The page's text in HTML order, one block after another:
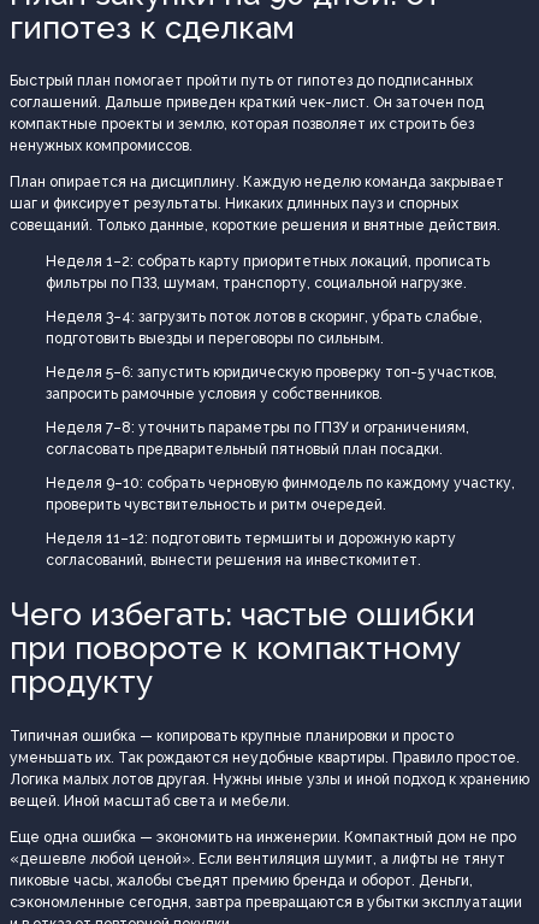
гипотез к сделкам
Быстрый план помогает пройти путь от гипотез до подписанных
соглашений. Дальше приведен краткий чек-лист. Он заточен под
компактные проекты и землю, которая позволяет их строить без
ненужных компромиссов.
План опирается на дисциплину. Каждую неделю команда закрывает
шаг и фиксирует результаты. Никаких длинных пауз и спорных
совещаний. Только данные, короткие решения и внятные действия.
Неделя 1–2: собрать карту приоритетных локаций, прописать
фильтры по ПЗЗ, шумам, транспорту, социальной нагрузке.
Неделя 3–4: загрузить поток лотов в скоринг, убрать слабые,
подготовить выезды и переговоры по сильным.
Неделя 5–6: запустить юридическую проверку топ-5 участков,
запросить рамочные условия у собственников.
Неделя 7–8: уточнить параметры по ГПЗУ и ограничениям,
согласовать предварительный пятновый план посадки.
Неделя 9–10: собрать черновую финмодель по каждому участку,
проверить чувствительность и ритм очередей.
Неделя 11–12: подготовить термшиты и дорожную карту
согласований, вынести решения на инвесткомитет.
Чего избегать: частые ошибки
при повороте к компактному
продукту
Типичная ошибка — копировать крупные планировки и просто
уменьшать их. Так рождаются неудобные квартиры. Правило простое.
Логика малых лотов другая. Нужны иные узлы и иной подход к хранению
вещей. Иной масштаб света и мебели.
Еще одна ошибка — экономить на инженерии. Компактный дом не про
«дешевле любой ценой». Если вентиляция шумит, а лифты не тянут
пиковые часы, жалобы съедят премию бренда и оборот. Деньги,
сэкономленные сегодня, завтра превращаются в убытки эксплуатации